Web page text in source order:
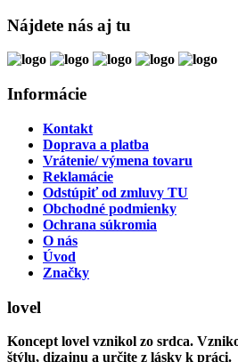
Nájdete nás aj tu
Informácie
Kontakt
Doprava a platba
Vrátenie/ výmena tovaru
Reklamácie
Odstúpiť od zmluvy TU
Obchodné podmienky
Ochrana súkromia
O nás
Úvod
Značky
lovel
Koncept lovel vznikol zo srdca.
štýlu, dizajnu a určite z lásky k